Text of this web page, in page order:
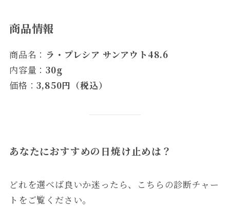
商品情報
商品名： ラ・プレシア サンアウト48.6
内容量：30g
価格：3,850円（税込）
あなたにおすすめの日焼け止めは？
どれを選べば良いか迷ったら、こちらの診断チャー
トをご覧ください。